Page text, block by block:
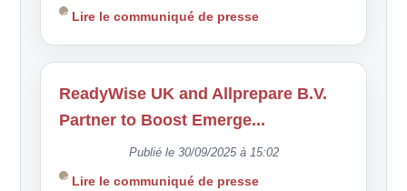
Lire le communiqué de presse
ReadyWise UK and Allprepare B.V.
Partner to Boost Emerge...
Publié le 30/09/2025 à 15:02
Lire le communiqué de presse